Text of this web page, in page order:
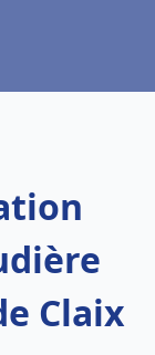
Claix